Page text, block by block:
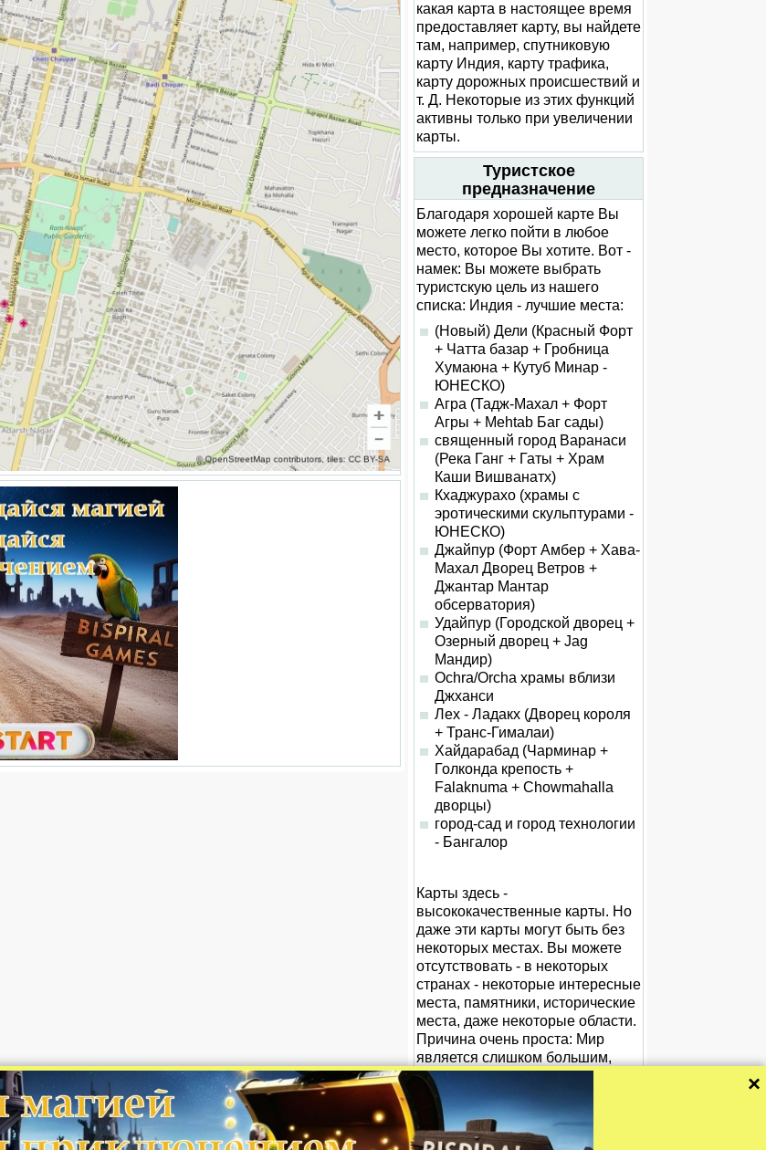
какая карта в настоящее время
предоставляет карту, вы найдете
там, например, спутниковую
карту Индия, карту трафика,
карту дорожных происшествий и
т. Д. Некоторые из этих функций
активны только при увеличении
карты.
Туристское
предназначение
Благодаря хорошей карте Вы
можете легко пойти в любое
место, которое Вы хотите. Вот -
намек: Вы можете выбрать
туристскую цель из нашего
списка: Индия - лучшие места:
(Новый) Дели (Красный Форт
+ Чатта базар + Гробница
Хумаюна + Кутуб Минар -
ЮНЕСКО)
Агра (Тадж-Махал + Форт
Агры + Mehtab Баг сады)
священный город Варанаси
(Река Ганг + Гаты + Храм
Каши Вишванатх)
Кхаджурахо (храмы с
эротическими скульптурами -
ЮНЕСКО)
Джайпур (Форт Амбер + Хава-
Махал Дворец Ветров +
Джантар Мантар
обсерватория)
Удайпур (Городской дворец +
Oзерный дворец + Jag
Мандир)
Ochra/Orcha храмы вблизи
Джханси
Лех - Ладакх (Дворец короля
+ Транс-Гималаи)
Хайдарабад (Чарминар +
Голконда крепость +
Falaknuma + Chowmahalla
дворцы)
город-сад и город технологии
- Бангалор
Карты здесь -
высококачественные карты. Но
даже эти карты могут быть без
некоторых местах. Вы можете
отсутствовать - в некоторых
странах - некоторые интересные
места, памятники, исторические
места, даже некоторые области.
Причина очень проста: Мир
является слишком большим,
чтобы сделать быстро полные
карты для целой поверхности.
Эти карты улучшаются все
время. Мы рекомендуем Вам:
×